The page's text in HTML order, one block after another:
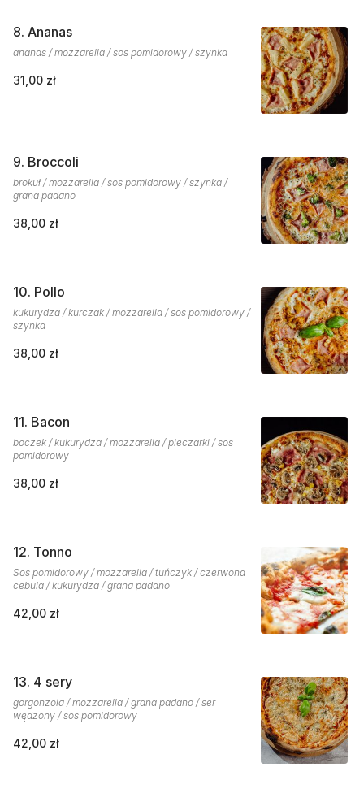
8. Ananas
ananas / mozzarella / sos pomidorowy / szynka
31,00 zł
9. Broccoli
brokuł / mozzarella / sos pomidorowy / szynka /
grana padano
38,00 zł
10. Pollo
kukurydza / kurczak / mozzarella / sos pomidorowy /
szynka
38,00 zł
11. Bacon
boczek / kukurydza / mozzarella / pieczarki / sos
pomidorowy
38,00 zł
12. Tonno
Sos pomidorowy / mozzarella / tuńczyk / czerwona
cebula / kukurydza / grana padano
42,00 zł
13. 4 sery
gorgonzola / mozzarella / grana padano / ser
wędzony / sos pomidorowy
42,00 zł